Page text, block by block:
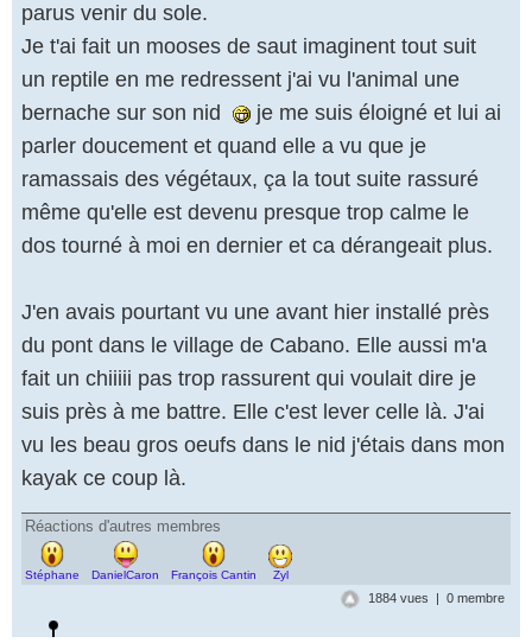
parus venir du sole.
Je t'ai fait un mooses de saut imaginent tout suit
un reptile en me redressent j'ai vu l'animal une
bernache sur son nid
je me suis éloigné et lui ai
parler doucement et quand elle a vu que je
ramassais des végétaux, ça la tout suite rassuré
même qu'elle est devenu presque trop calme le
dos tourné à moi en dernier et ca dérangeait plus.
J'en avais pourtant vu une avant hier installé près
du pont dans le village de Cabano. Elle aussi m'a
fait un chiiiii pas trop rassurent qui voulait dire je
suis près à me battre. Elle c'est lever celle là. J'ai
vu les beau gros oeufs dans le nid j'étais dans mon
kayak ce coup là.
Réactions d'autres membres
Stéphane DanielCaron François Cantin Zyl
1884 vues | 0 membre